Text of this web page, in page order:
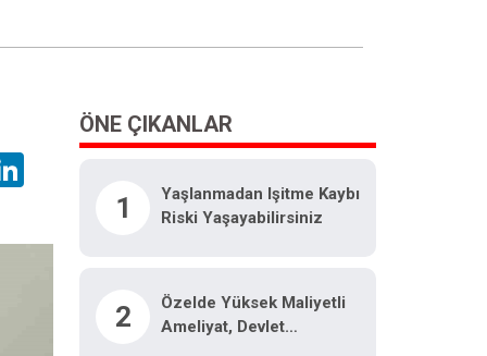
LinkedIn
ÖNE ÇIKANLAR
1
Yaşlanmadan Işitme Kaybı
Riski Yaşayabilirsiniz
2
Özelde Yüksek Maliyetli
Ameliyat, Devlet